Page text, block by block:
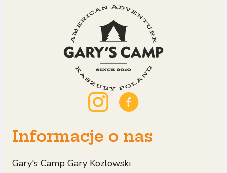
Informacje o nas
Gary's Camp Gary Kozlowski